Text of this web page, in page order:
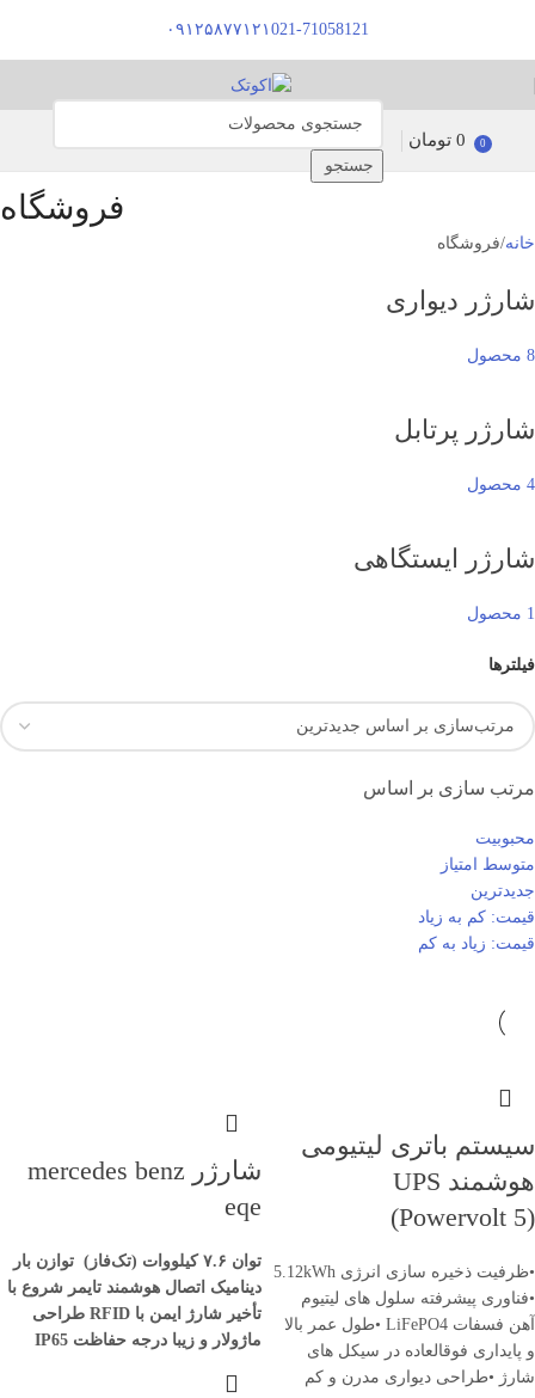
021-71058121 ۰۹۱۲۵۸۷۷۱۲۱
0
0 تومان
جستجو
فروشگاه
خانه فروشگاه
شارژر دیواری
8 محصول
شارژر پرتابل
4 محصول
شارژر ایستگاهی
1 محصول
فیلترها
مرتب سازی بر اساس
محبوبیت
متوسط امتیاز
جدیدترین
قیمت: کم به زیاد
قیمت: زیاد به کم
سیستم باتری لیتیومی
هوشمند UPS
(Powervolt 5)
•ظرفیت ذخیره سازی انرژی 5.12kWh
•فناوری پیشرفته سلول های لیتیوم
آهن فسفات LiFePO4 •طول عمر بالا
و پایداری فوقالعاده در سیکل های
شارژ •طراحی دیواری مدرن و کم
شارژر mercedes benz
eqe
توان ۷.۶ کیلووات (تک‌فاز)
توازن بار
دینامیک اتصال هوشمند تایمر شروع با
تأخیر شارژ ایمن با
طراحی
ماژولار و زیبا درجه حفاظت IP65